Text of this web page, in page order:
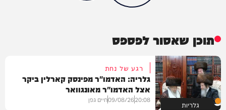
תוכן שאסור לפספס
גלריות
רגע של נחת
גלריה: האדמו"ר מפינסק קארלין ביקר
אצל האדמו"ר מאונגוואר
20:08
09/08/26חיים גפן